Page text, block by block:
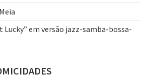
Meia
Lucky” em versão jazz-samba-bossa-